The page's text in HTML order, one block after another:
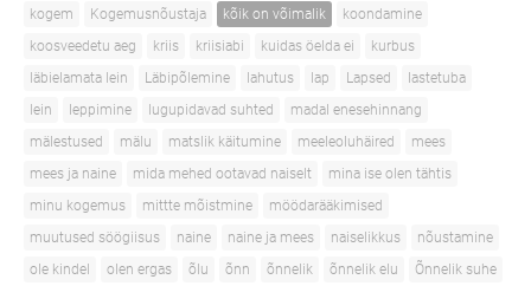
kogem
Kogemusnõustaja kõik on võimalik
koondamine
koosveedetu aeg
kriis kriisiabi kuidas öelda ei
kurbus
läbielamata lein
Läbipõlemine lahutus lap Lapsed
lastetuba
lein
leppimine lugupidavad suhted
madal enesehinnang
mälestused
mälu matslik käitumine meeleoluhäired
mees
mees ja naine
mida mehed ootavad naiselt
mina ise olen tähtis
minu kogemus
mittte mõistmine
möödarääkimised
muutused söögiisus
naine naine ja mees naiselikkus
nõustamine
ole kindel
olen ergas õlu õnn õnnelik õnnelik elu
Õnnelik suhe